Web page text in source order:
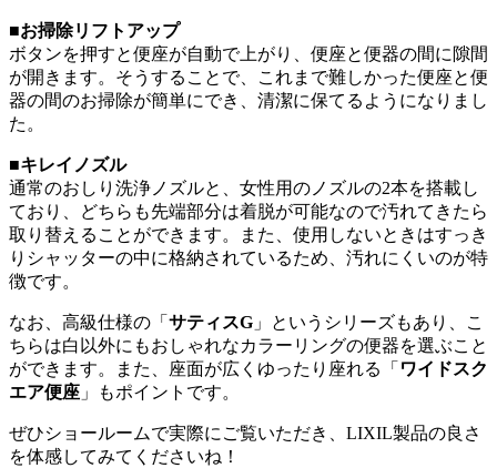
■お掃除リフトアップ
ボタンを押すと便座が自動で上がり、便座と便器の間に隙間
が開きます。そうすることで、これまで難しかった便座と便
器の間のお掃除が簡単にでき、清潔に保てるようになりまし
た。
■キレイノズル
通常のおしり洗浄ノズルと、女性用のノズルの2本を搭載し
ており、どちらも先端部分は着脱が可能なので汚れてきたら
取り替えることができます。また、使用しないときはすっき
りシャッターの中に格納されているため、汚れにくいのが特
徴です。
なお、高級仕様の「 サティスG 」というシリーズもあり、こ
ちらは白以外にもおしゃれなカラーリングの便器を選ぶこと
ができます。また、座面が広くゆったり座れる「 ワイドスク
エア便座 」もポイントです。
ぜひショールームで実際にご覧いただき、LIXIL製品の良さ
を体感してみてくださいね！